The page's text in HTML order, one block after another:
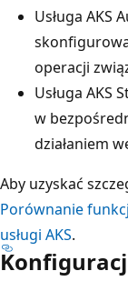
Usługa AKS
operacji
Usługa AKS
w
działaniem
Aby uzyskać
Porównanie
usługi AKS.